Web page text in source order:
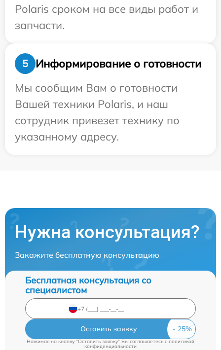
Polaris сроком на все виды работ и
запчасти.
5
Информирование о готовности
Мы сообщим Вам о готовности
Вашей техники Polaris, и наш
сотрудник привезет технику по
указанному адресу.
Нужна консультация?
Закажите бесплатную консультацию
Бесплатная консультация со
специалистом
Оставить заявку
Нажимая на кнопку "Оставить заявку" Вы соглашаетесь cполитикой
конфиденциальности